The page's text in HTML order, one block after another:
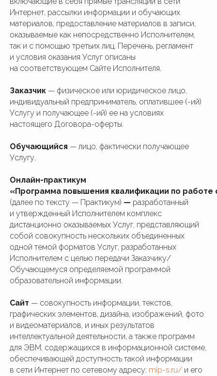
Интернет, рассылки информации и обучающих
материалов, предоставление материалов в записи,
оказываемые как непосредственно Исполнителем,
так и с помощью третьих лиц. Перечень, регламент
и условия оказания Услуг описаны
на соответствующем Сайте Исполнителя.
Заказчик — физическое или юридическое лицо,
индивидуальный предприниматель, оплатившее (-ий)
Услугу и получающее (-ий) ее на условиях
настоящего Договора-оферты.
Обучающийся — лицо, фактически получающее
Услугу.
Онлайн-практикум
«Программа повышения квалификации по работе
(далее по тексту — Практикум) — разработанный
и утвержденный Исполнителем комплекс
дистанционно оказываемых Услуг, представляющий
собой совокупность нескольких объединенных
одной темой форматов Услуг, разработанных
Исполнителем с целью передачи Заказчику/
Обучающемуся определяемой программой
образовательной информации.
Сайт — совокупность информации, текстов,
графических элементов, дизайна, изображений, фото
и видеоматериалов, и иных результатов
интеллектуальной деятельности, а также программ
для ЭВМ, содержащихся в информационной системе,
обеспечивающей доступность такой информации
в сети Интернет по сетевому адресу: mip-s.ru/ и его